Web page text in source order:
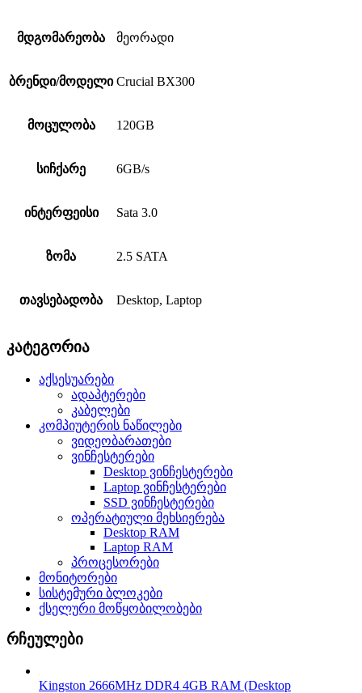
მდგომარეობა მეორადი
ბრენდი/მოდელი Crucial BX300
მოცულობა 120GB
სიჩქარე 6GB/s
ინტერფეისი Sata 3.0
ზომა 2.5 SATA
თავსებადობა Desktop, Laptop
კატეგორია
აქსესუარები
ადაპტერები
კაბელები
კომპიუტერის ნაწილები
ვიდეობარათები
ვინჩესტერები
Desktop ვინჩესტერები
Laptop ვინჩესტერები
SSD ვინჩესტერები
ოპერატიული მეხსიერება
Desktop RAM
Laptop RAM
პროცესორები
მონიტორები
სისტემური ბლოკები
ქსელური მოწყობილობები
რჩეულები
Kingston 2666MHz DDR4 4GB RAM (Desktop